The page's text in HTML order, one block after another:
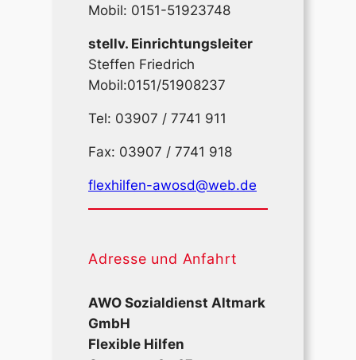
Mobil: 0151-51923748
stellv. Einrichtungsleiter
Steffen Friedrich
Mobil:0151/51908237
Tel: 03907 / 7741 911
Fax: 03907 / 7741 918
flexhilfen-awosd@web.de
Adresse und Anfahrt
AWO Sozialdienst Altmark
GmbH
Flexible Hilfen